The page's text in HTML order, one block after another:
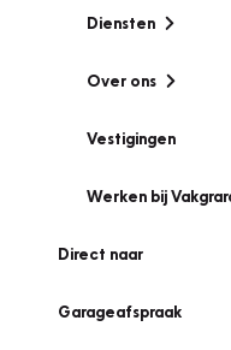
Diensten
Over ons
Vestigingen
Werken bij
Direct naar
Garageafspraak